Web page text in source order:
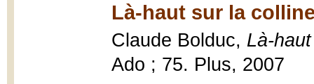
Là-haut sur la
Claude Bolduc, Là-
Ado ; 75. Plus, 2007